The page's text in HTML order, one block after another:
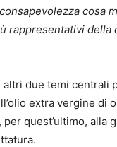
cosa
rappresentativi della
due temi centrali
extra vergine di
quest’ultimo, alla